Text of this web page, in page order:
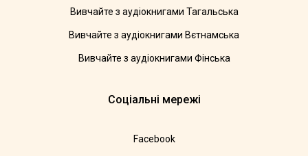
Вивчайте з аудіокнигами Тагальська
Вивчайте з аудіокнигами Вєтнамська
Вивчайте з аудіокнигами Фінська
Соціальні мережі
Facebook